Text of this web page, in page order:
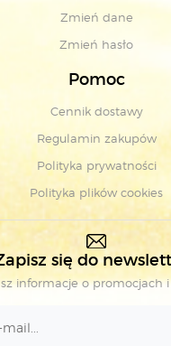
Zmień dane
Zmień hasło
Pomoc
Cennik dostawy
Regulamin zakupów
Polityka prywatności
Polityka plików cookies
się do
informacje o promocjach i